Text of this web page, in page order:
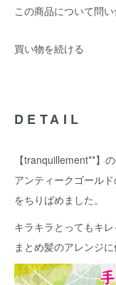
この商品について問
買い物を続ける
DETAIL
【tranquillement**】の
アンティークゴール
をちりばめました。
キラキラとってもキレ
まとめ髪のアレンジに